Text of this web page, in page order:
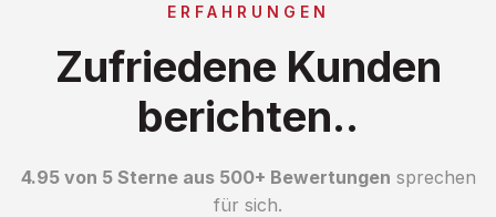
ERFAHRUNGEN
Zufriedene Kunden
berichten..
4.95 von 5 Sterne aus 500+ Bewertungen sprechen
für sich.